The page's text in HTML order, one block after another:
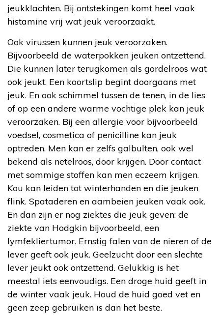
jeukklachten. Bij ontstekingen komt heel vaak
histamine vrij wat jeuk veroorzaakt.
Ook virussen kunnen jeuk veroorzaken.
Bijvoorbeeld de waterpokken jeuken ontzettend.
Die kunnen later terugkomen als gordelroos wat
ook jeukt. Een koortslip begint doorgaans met
jeuk. En ook schimmel tussen de tenen, in de lies
of op een andere warme vochtige plek kan jeuk
veroorzaken. Bij een allergie voor bijvoorbeeld
voedsel, cosmetica of penicilline kan jeuk
optreden. Men kan er zelfs galbulten, ook wel
bekend als netelroos, door krijgen. Door contact
met sommige stoffen kan men eczeem krijgen.
Kou kan leiden tot winterhanden en die jeuken
flink. Spataderen en aambeien jeuken vaak ook.
En dan zijn er nog ziektes die jeuk geven: de
ziekte van Hodgkin bijvoorbeeld, een
lymfekliertumor. Ernstig falen van de nieren of de
lever geeft ook jeuk. Geelzucht door een slechte
lever jeukt ook ontzettend. Gelukkig is het
meestal iets eenvoudigs. Een droge huid geeft in
de winter vaak jeuk. Houd de huid goed vet en
geen zeep gebruiken is dan het beste.